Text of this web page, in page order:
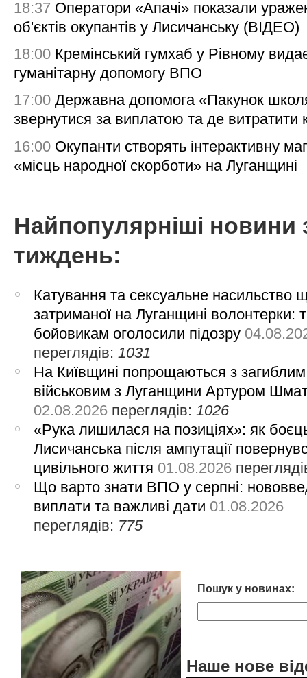
18:37 Оператори «Апачі» показали
об'єктів окупантів у Лисичанську (ВІДЕО)
18:00 Кремінський гумхаб у Рівному
гуманітарну допомогу ВПО
17:00 Державна допомога «Пакунок
звернутися за виплатою та де витратити
16:00 Окупанти створять інтерактивну
«місць народної скорботи» на Луганщині
Найпопулярніші новини
тиждень:
Катування та сексуальне насильство
затриманої на Луганщині волонтерки:
бойовикам оголосили підозру
переглядів: 1031
На Київщині попрощаються з загиблим
військовим з Луганщини Артуром
02.08.2026 переглядів: 1026
«Рука лишилася на позиціях»: як
Лисичанська після ампутації
цивільного життя 01.08.2026
Що варто знати ВПО у серпні:
виплати та важливі дати 01.08.2026
переглядів: 775
Пошук у новинах:
Наше нове